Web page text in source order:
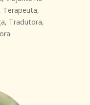
Terapeuta,
Tradutora,